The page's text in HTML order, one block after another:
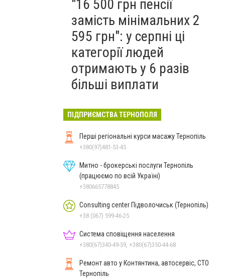
"16 500 грн пенсії
замість мінімальних 2
595 грн": у серпні ці
категорії людей
отримають у 6 разів
більші виплати
ПІДПРИЄМСТВА ТЕРНОПОЛЯ
Перші регіональні курси масажу Тернопіль
+380(97)481-53-45
Митно - брокерські послуги Тернопіль
(працюємо по всій Україні)
+380665778845
Consulting center Підволочиськ (Тернопіль)
+38 (067) 599-46-25
Система сповіщення населення
+380(67)340-49-59, +380(67)350-44-68
Ремонт авто у Контянтина, автосервіс, СТО
Тернопіль